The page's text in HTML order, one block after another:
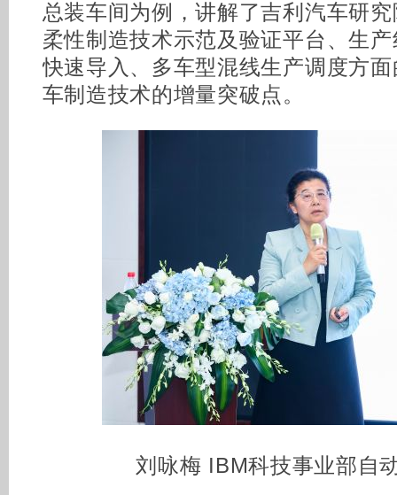
总装车间为例，讲解了吉利汽车研
柔性制造技术示范及验证平台、生
快速导入、多车型混线生产调度方
车制造技术的增量突破点。
刘咏梅 IBM科技事业部自